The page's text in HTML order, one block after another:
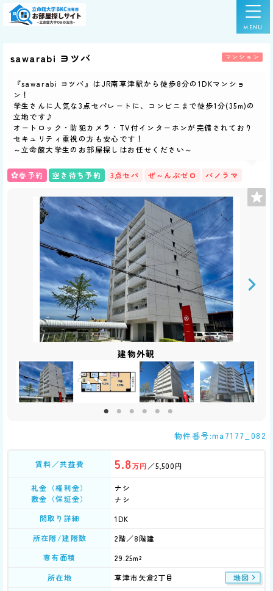
sawarabi ヨツバ マンション
『sawarabi ヨツバ』はJR南草津駅から徒歩8分の1DKマンショ
ン！
学生さんに人気な3点セパレートに、コンビニまで徒歩1分(35m)の
立地です♪
オートロック・防犯カメラ・TV付インターホンが完備されており
セキュリティ重視の方も安心です！
～立命館大学生のお部屋探しはお任せください～
春予約 空き待ち予約 3点セパ ぜ～んぶゼロ パノラマ
建物外観
エントランス
エントランス
その他共用部分
玄関
玄関
その他設備
その他設備
洗面所
バス
トイレ
キッチン
キッチン
居室・リビング
居室・リビング
居室・リビング
物件番号:ma7177_082
賃料／共益費 5.8万円 ／5,500円
礼金（権利金）
敷金（保証金）
ナシ
ナシ
間取り詳細
1DK
所在階/建階数
2階／8階建
専有面積
29.25m²
所在地
草津市矢倉2丁目
地図